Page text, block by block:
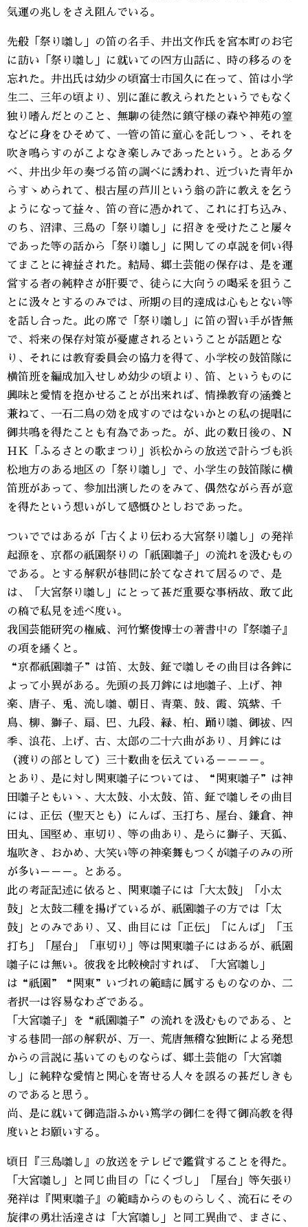
気運の兆しをさえ阻んでいる。
先般「祭り囃し」の笛の名手、井出文作氏を宮本町のお宅
に訪い「祭り囃し」に就いての四方山話に、時の移るのを
忘れた。井出氏は幼少の頃富士市国久に在って、笛は小学
生二、三年の頃より、別に誰に教えられたというでもなく
独り嗜んだとのこと、無聊の徒然に鎮守様の森や神苑の篁
などに身をひそめて、一管の笛に童心を託しつゝ、それを
吹き鳴らすのがこよなき楽しみであったという。とある夕
べ、井出少年の奏づる笛の調べに誘われ、近づいた青年か
らすゝめられて、根古屋の芦川という翁の許に教えを乞う
ようになって益々、笛の音に憑かれて、これに打ち込み、
のち、沼津、三島の「祭り囃し」に招きを受けたこと屡々
であった等の話から「祭り囃し」に関しての卓説を伺い得
てまことに裨益された。結局、郷土芸能の保存は、是を運
営する者の純粋さが肝要で、徒らに大向うの喝采を狙うこ
とに汲々とするのみでは、所期の目的達成は心もとない等
を話し合った。此の席で「祭り囃し」に笛の習い手が皆無
で、将来の保存対策が憂慮されるということが話題とな
り、それには教育委員会の協力を得て、小学校の鼓笛隊に
横笛班を編成加入せしめ幼少の頃より、笛、というものに
興味と愛情を抱かせることが出来れば、情操教育の涵養と
兼ねて、一石二鳥の効を成すのではないかとの私の提唱に
御共鳴を得たことも有為であった。が、此の数日後の、Ｎ
ＨＫ「ふるさとの歌まつり」浜松からの放送で計らづも浜
松地方のある地区の「祭り囃し」で、小学生の鼓笛隊に横
笛班があって、参加出演したのをみて、偶然ながら吾が意
を得たという想いがして感慨ひとしおであった。
ついでではあるが「古くより伝わる大宮祭り囃し」の発祥
起源を、京都の祇園祭りの「祇園囃子」の流れを汲むもの
である。とする解釈が巷間に於てなされて居るので、是
は、「大宮祭り囃し」にとって甚だ重要な事柄故、敢て此
の稿で私見を述べ度い。
我国芸能研究の権威、河竹繁俊博士の著書中の『祭囃子』
の項を繙くと。
“京都祇園囃子”は笛、太鼓、鉦で囃しその曲目は各鉾に
よって小異がある。先頭の長刀鉾には地囃子、上げ、神
楽、唐子、兎、流し囃、朝日、青葉、鼓、霞、筑紫、千
鳥、柳、獅子、扇、巴、九段、緑、柏、踊り囃、御祓、四
季、浪花、上げ、古、太郎の二十六曲があり、月鉾には
（渡りの部として）三十数曲を伝えている－－－－。
とあり、是に対し関東囃子については、“関東囃子”は神
田囃子ともいゝ、大太鼓、小太鼓、笛、鉦で囃しその曲目
には、正伝（聖天とも）にんば、玉打ち、屋台、鎌倉、神
田丸、国堅め、車切り、等の曲あり、是らに獅子、天狐、
塩吹き、おかめ、大笑い等の神楽舞もつくが囃子のみの所
が多い－－－。とある。
此の考証記述に依ると、関東囃子には「大太鼓」「小太
鼓」と太鼓二種を揚げているが、祇園囃子の方では「太
鼓」とのみであり、又、曲目には「正伝」「にんば」「玉
打ち」「屋台」「車切り」等は関東囃子にはあるが、祇園
囃子には無い。彼我を比較検討すれば、「大宮囃し」
は“祇園”“関東”いづれの範疇に属するものなのか、二
者択一は容易なわざである。
「大宮囃子」を“祇園囃子”の流れを汲むものである、と
する巷間一部の解釈が、万一、荒唐無稽な独断による発想
からの言説に基いてのものならば、郷土芸能の「大宮囃
し」に純粋な愛情と関心を寄せる人々を誤るの甚だしきも
のであると思う。
尚、是に就いて御造詣ふかい篤学の御仁を得て御高教を得
度いとお願いする。
頃日『三島囃し』の放送をテレビで鑑賞することを得た。
「大宮囃し」と同じ曲目の「にくづし」「屋台」等矢張り
発祥は『関東囃子』の範疇からのものらしく、流石にその
旋律の勇壮活達さは「大宮囃し」と同工異曲で、まさに、